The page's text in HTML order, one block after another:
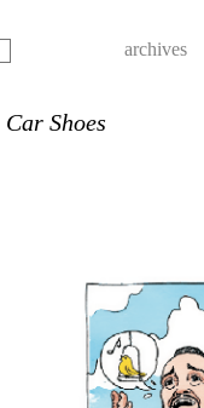
archives
Car Shoes